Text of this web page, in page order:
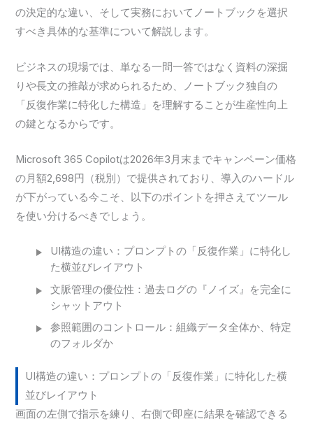
の決定的な違い、そして実務においてノートブックを選択
すべき具体的な基準について解説します。
ビジネスの現場では、単なる一問一答ではなく資料の深掘
りや長文の推敲が求められるため、ノートブック独自の
「反復作業に特化した構造」を理解することが生産性向上
の鍵となるからです。
Microsoft 365 Copilotは2026年3月末までキャンペーン価格
の月額2,698円（税別）で提供されており、導入のハードル
が下がっている今こそ、以下のポイントを押さえてツール
を使い分けるべきでしょう。
UI構造の違い：プロンプトの「反復作業」に特化し
た横並びレイアウト
文脈管理の優位性：過去ログの『ノイズ』を完全に
シャットアウト
参照範囲のコントロール：組織データ全体か、特定
のフォルダか
UI構造の違い：プロンプトの「反復作業」に特化した横
並びレイアウト
画面の左側で指示を練り、右側で即座に結果を確認できる